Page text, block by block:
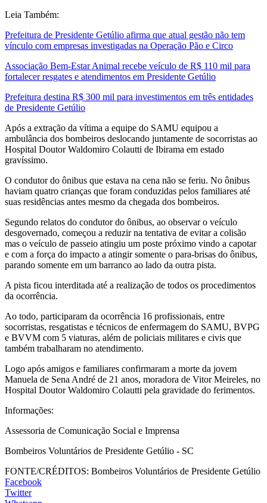
Leia Também:
Prefeitura de Presidente Getúlio afirma que atual gestão não tem
vínculo com empresas investigadas na Operação Pão e Circo
Associação Bem-Estar Animal recebe veículo de R$ 110 mil para
fortalecer resgates e atendimentos em Presidente Getúlio
Prefeitura destina R$ 300 mil para investimentos em três entidades
de Presidente Getúlio
Após a extração da vítima a equipe do SAMU equipou a
ambulância dos bombeiros deslocando juntamente de socorristas ao
Hospital Doutor Waldomiro Colautti de Ibirama em estado
gravíssimo.
O condutor do ônibus que estava na cena não se feriu. No ônibus
haviam quatro crianças que foram conduzidas pelos familiares até
suas residências antes mesmo da chegada dos bombeiros.
Segundo relatos do condutor do ônibus, ao observar o veículo
desgovernado, começou a reduzir na tentativa de evitar a colisão
mas o veículo de passeio atingiu um poste próximo vindo a capotar
e com a força do impacto a atingir somente o para-brisas do ônibus,
parando somente em um barranco ao lado da outra pista.
A pista ficou interditada até a realização de todos os procedimentos
da ocorrência.
Ao todo, participaram da ocorrência 16 profissionais, entre
socorristas, resgatistas e técnicos de enfermagem do SAMU, BVPG
e BVVM com 5 viaturas, além de policiais militares e civis que
também trabalharam no atendimento.
Logo após amigos e familiares confirmaram a morte da jovem
Manuela de Sena André de 21 anos, moradora de Vitor Meireles, no
Hospital Doutor Waldomiro Colautti pela gravidade do ferimentos.
Informações:
Assessoria de Comunicação Social e Imprensa
Bombeiros Voluntários de Presidente Getúlio - SC
FONTE/CRÉDITOS: Bombeiros Voluntários de Presidente Getúlio
Facebook
Twitter